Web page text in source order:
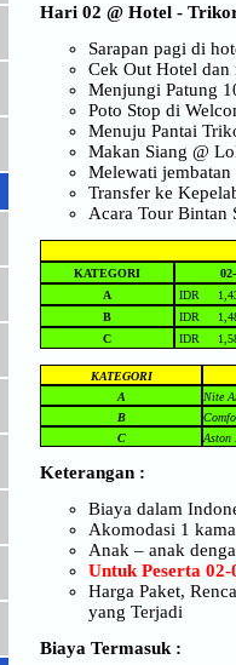
Hari 02 @ Hotel -
Sarapan pagi di
Cek Out Hotel
Menjungi Patung
Poto Stop di
Menuju Pantai
Makan Siang @
Melewati
Transfer ke
Acara Tour Bintan
KATEGORI
A
IDR
B
IDR
C
IDR
KATEGORI
A
Nite
B
C
Aston
Keterangan :
Biaya dalam
Akomodasi 1
Anak – anak
Untuk Peserta
Harga Paket,
yang Terjadi
Biaya Termasuk :